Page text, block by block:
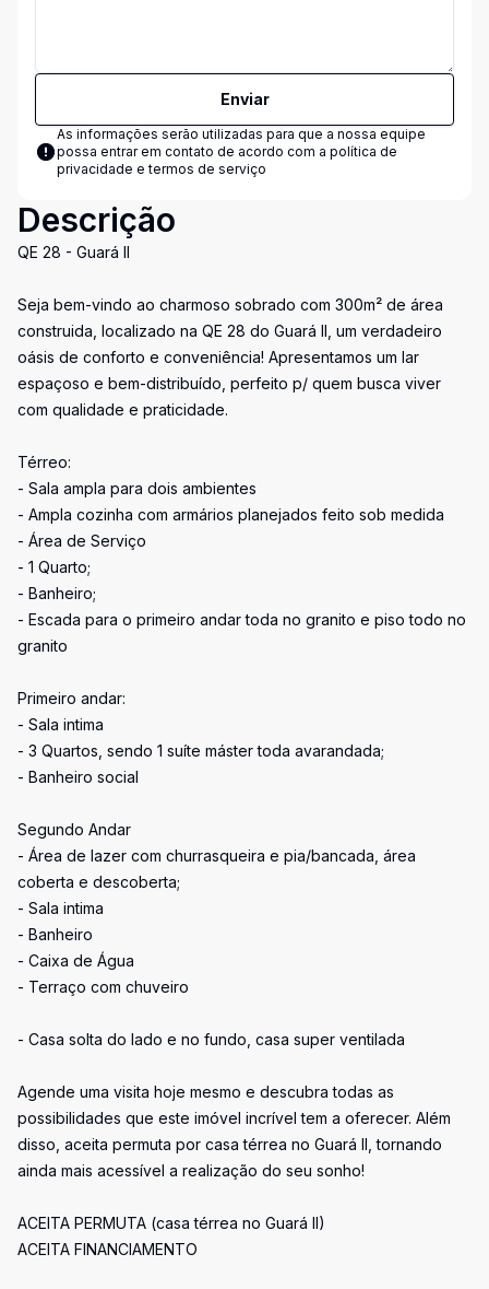
Enviar
As informações serão utilizadas para que a nossa equipe
possa entrar em contato de acordo com a política de
privacidade e termos de serviço
Descrição
QE 28 - Guará II
Seja bem-vindo ao charmoso sobrado com 300m² de área
construida, localizado na QE 28 do Guará II, um verdadeiro
oásis de conforto e conveniência! Apresentamos um lar
espaçoso e bem-distribuído, perfeito p/ quem busca viver
com qualidade e praticidade.
Térreo:
- Sala ampla para dois ambientes
- Ampla cozinha com armários planejados feito sob medida
- Área de Serviço
- 1 Quarto;
- Banheiro;
- Escada para o primeiro andar toda no granito e piso todo no
granito
Primeiro andar:
- Sala intima
- 3 Quartos, sendo 1 suíte máster toda avarandada;
- Banheiro social
Segundo Andar
- Área de lazer com churrasqueira e pia/bancada, área
coberta e descoberta;
- Sala intima
- Banheiro
- Caixa de Água
- Terraço com chuveiro
- Casa solta do lado e no fundo, casa super ventilada
Agende uma visita hoje mesmo e descubra todas as
possibilidades que este imóvel incrível tem a oferecer. Além
disso, aceita permuta por casa térrea no Guará II, tornando
ainda mais acessível a realização do seu sonho!
ACEITA PERMUTA (casa térrea no Guará II)
ACEITA FINANCIAMENTO